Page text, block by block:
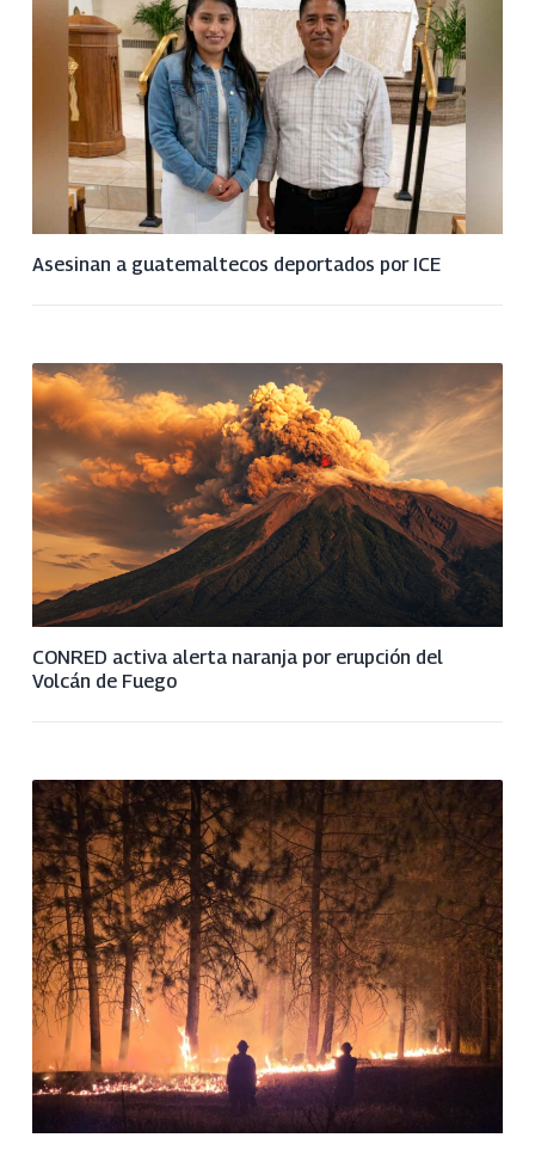
Asesinan a guatemaltecos deportados por ICE
CONRED activa alerta naranja por erupción del
Volcán de Fuego